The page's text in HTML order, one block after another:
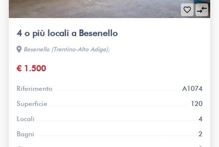
favorite_border compare_arrows
4 o più locali a Besenello
location_on Besenello (Trentino-Alto Adige);
€ 1.500
Riferimento
A1074
Superficie
120
Locali
4
Bagni
2